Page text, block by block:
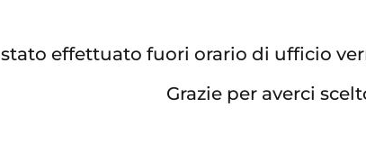
stato effettuato fuori orario di ufficio
Grazie per averci